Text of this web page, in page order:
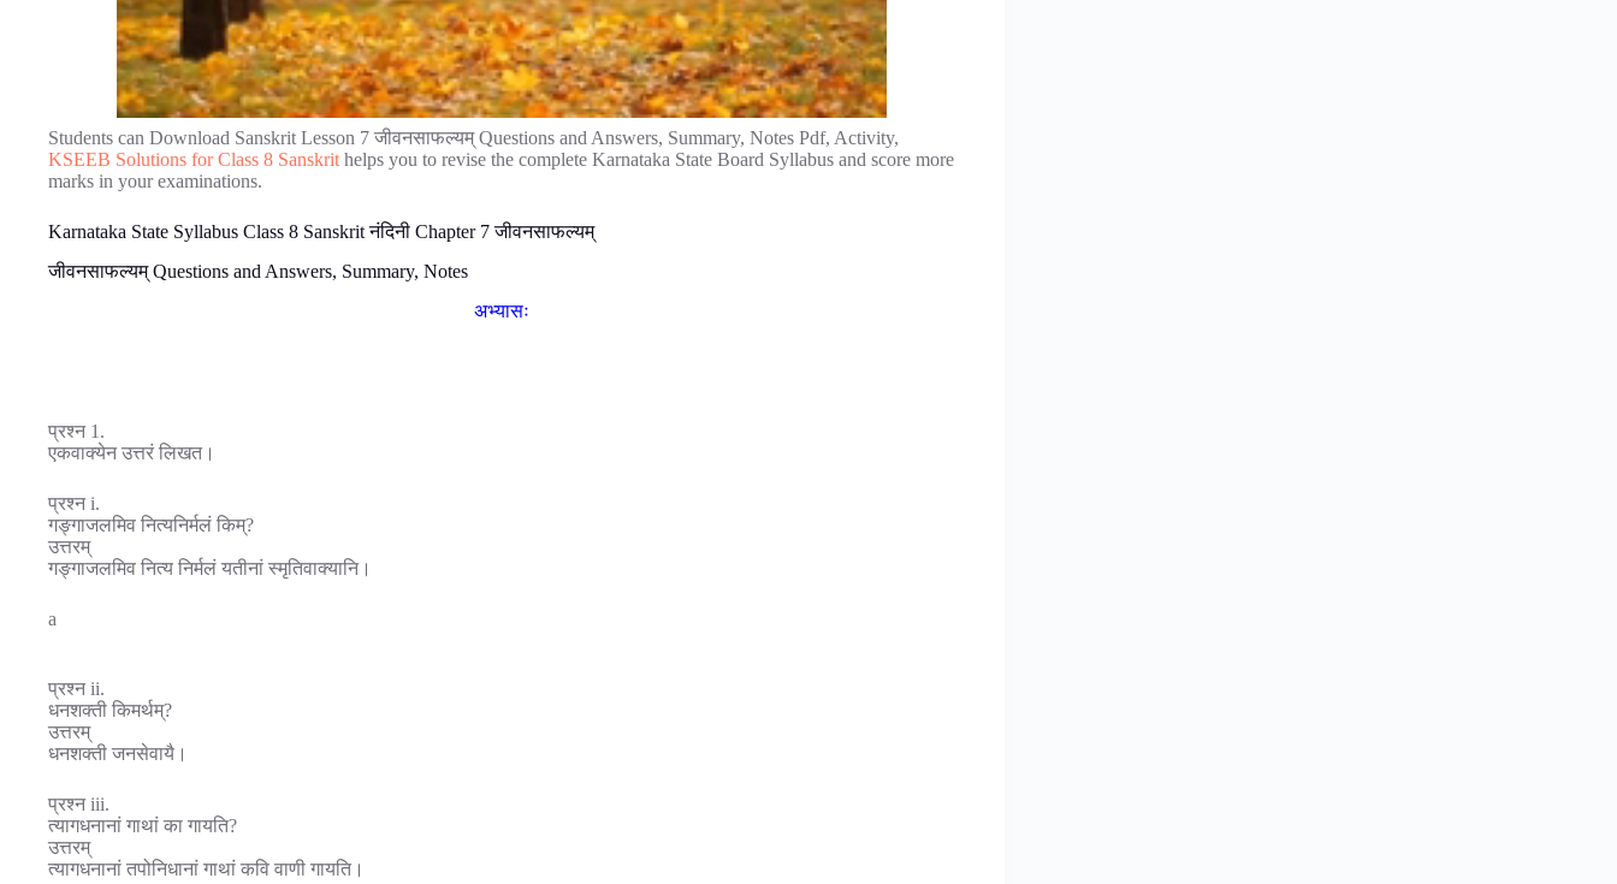
Students can Download Sanskrit Lesson 7 जीवनसाफल्यम् Questions and Answers, Summary, Notes Pdf, Activity,
KSEEB Solutions for Class 8 Sanskrit helps you to revise the complete Karnataka State Board Syllabus and score more
marks in your examinations.
Karnataka State Syllabus Class 8 Sanskrit नंदिनी Chapter 7 जीवनसाफल्यम्
जीवनसाफल्यम् Questions and Answers, Summary, Notes
अभ्यासः
प्रश्न 1.
एकवाक्येन उत्तरं लिखत।
प्रश्न i.
गङ्गाजलमिव नित्यनिर्मलं किम्?
उत्तरम्
गङ्गाजलमिव नित्य निर्मलं यतीनां स्मृतिवाक्यानि।
a
प्रश्न ii.
धनशक्ती किमर्थम्?
उत्तरम्
धनशक्ती जनसेवायै।
प्रश्न iii.
त्यागधनानां गाथां का गायति?
उत्तरम्
त्यागधनानां तपोनिधानां गाथां कवि वाणी गायति।